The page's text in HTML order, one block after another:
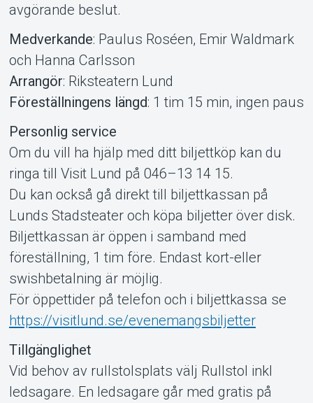
avgörande beslut.
Medverkande: Paulus Roséen, Emir Waldmark
och Hanna Carlsson
Arrangör: Riksteatern Lund
Föreställningens längd: 1 tim 15 min, ingen paus
Personlig service
Om du vill ha hjälp med ditt biljettköp kan du
ringa till Visit Lund på 046–13 14 15.
Du kan också gå direkt till biljettkassan på
Lunds Stadsteater och köpa biljetter över disk.
Biljettkassan är öppen i samband med
föreställning, 1 tim före. Endast kort-eller
swishbetalning är möjlig.
För öppettider på telefon och i biljettkassa se
https://visitlund.se/evenemangsbiljetter
Tillgänglighet
Vid behov av rullstolsplats välj Rullstol inkl
ledsagare. En ledsagare går med gratis på